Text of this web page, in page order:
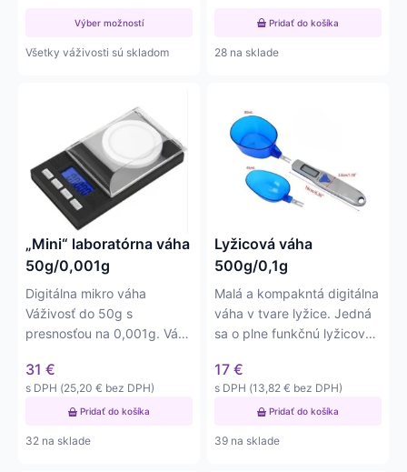
Výber možností
Všetky váživosti sú skladom
Pridať do košíka
28 na sklade
„Mini“ laboratórna váha
50g/0,001g
Digitálna mikro váha
Váživosť do 50g s
presnosťou na 0,001g. Váha
priemere 5 cm
31 €
s DPH (25,20 € bez DPH)
Pridať do košíka
32 na sklade
Lyžicová váha
500g/0,1g
Malá a kompakntá digitálna
váha v tvare lyžice. Jedná
sa o plne funkčnú lyžicovú
17 €
s DPH (13,82 € bez DPH)
Pridať do košíka
39 na sklade